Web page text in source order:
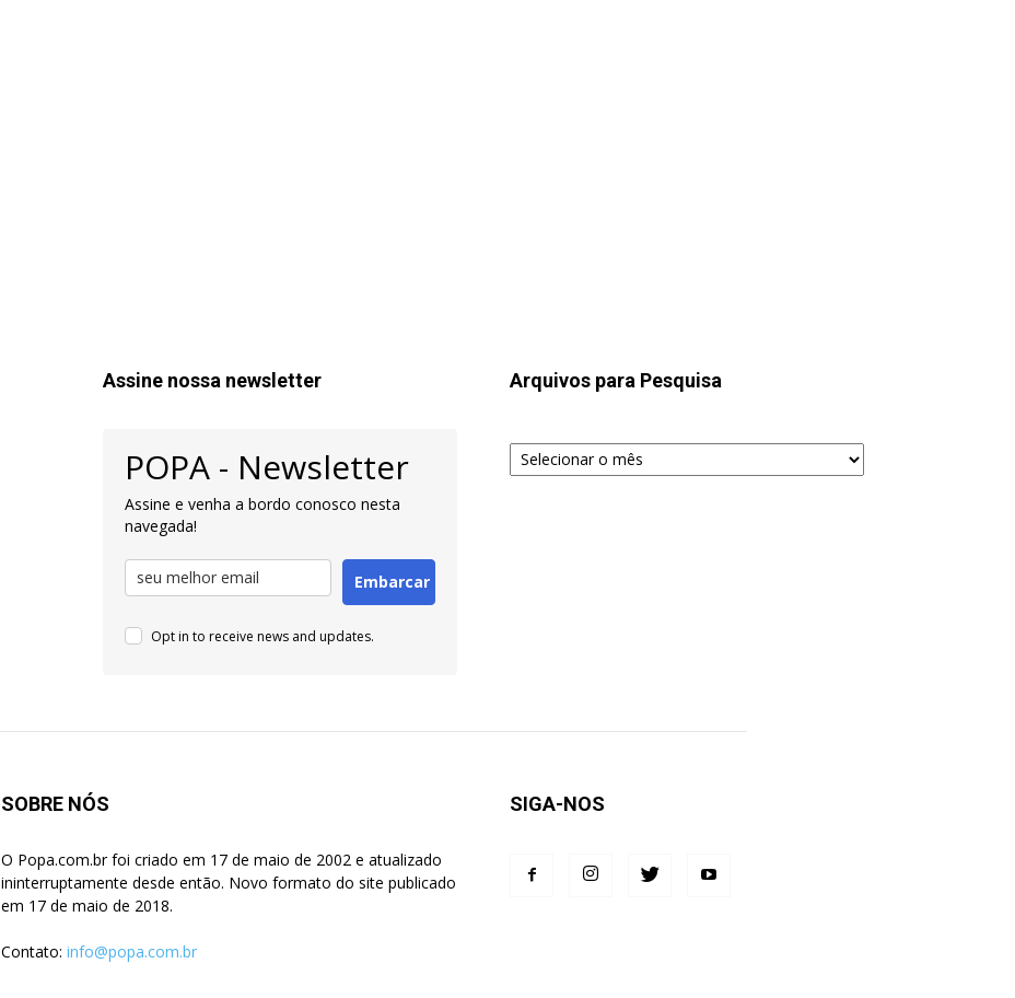
Assine nossa newsletter
POPA - Newsletter
Assine e venha a bordo conosco nesta
navegada!
Embarcar
Opt in to receive news and updates.
Arquivos para Pesquisa
Arquivos
para
SOBRE NÓS
O Popa.com.br foi criado em 17 de maio de 2002 e atualizado
ininterruptamente desde então. Novo formato do site publicado
em 17 de maio de 2018.
Contato: info@popa.com.br
SIGA-NOS